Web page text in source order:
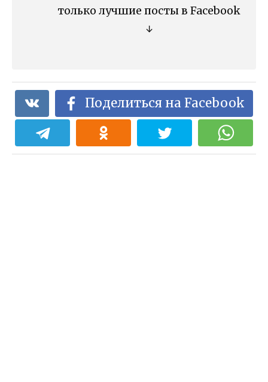
только лучшие посты в Facebook
↓
Поделиться на Facebook